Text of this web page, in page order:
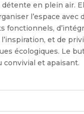
en plein air.
l’espace avec
fonctionnels,
et de
écologiques. Le
convivial et apaisant.